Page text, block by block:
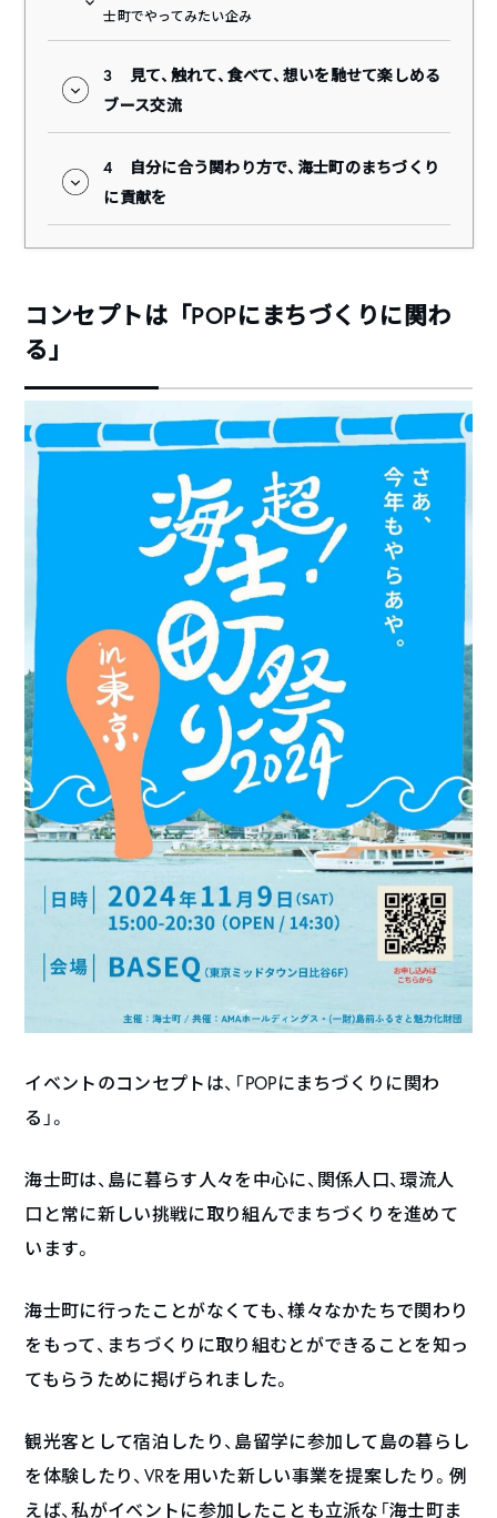
士町でやってみたい企み
3
見て、触れて、食べて、想いを馳せて楽しめる
ブース交流
4
自分に合う関わり方で、海士町のまちづくり
に貢献を
コンセプトは「POPにまちづくりに関わ
る」
イベントのコンセプトは、「POPにまちづくりに関わ
る」。
海士町は、島に暮らす人々を中心に、関係人口、環流人
口と常に新しい挑戦に取り組んでまちづくりを進めて
います。
海士町に行ったことがなくても、様々なかたちで関わり
をもって、まちづくりに取り組むとができることを知っ
てもらうために掲げられました。
観光客として宿泊したり、島留学に参加して島の暮らし
を体験したり、VRを用いた新しい事業を提案したり。例
えば、私がイベントに参加したことも立派な「海士町ま